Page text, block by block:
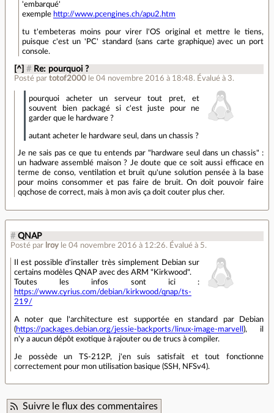
'embarqué'
exemple http://www.pcengines.ch/apu2.htm
tu t'embeteras moins pour virer l'OS original et mettre le tiens,
puisque c'est un 'PC' standard (sans carte graphique) avec un port
console.
[^] # Re: pourquoi ?
Posté partotof2000 le 04 novembre 2016 à 18:48. Évalué à 3.
pourquoi acheter un serveur tout pret, et
souvent bien packagé si c'est juste pour ne
garder que le hardware ?
autant acheter le hardware seul, dans un chassis ?
Je ne sais pas ce que tu entends par "hardware seul dans un chassis" :
un hadware assemblé maison ? Je doute que ce soit aussi efficace en
terme de conso, ventilation et bruit qu'une solution pensée à la base
pour moins consommer et pas faire de bruit. On doit pouvoir faire
qqchose de correct, mais à mon avis ça doit couter plus cher.
# QNAP
Posté par lroy le 04 novembre 2016 à 12:26. Évalué à 5.
Il est possible d'installer très simplement Debian sur
certains modèles QNAP avec des ARM "Kirkwood".
Toutes les infos sont ici :
https://www.cyrius.com/debian/kirkwood/qnap/ts-
219/
A noter que l'architecture est supportée en standard par Debian
(https://packages.debian.org/jessie-backports/linux-image-marvell ), il
n'y a aucun dépôt exotique à rajouter ou de trucs à compiler.
Je possède un TS-212P, j'en suis satisfait et tout fonctionne
correctement pour mon utilisation basique (SSH, NFSv4).
Suivre le flux des commentaires